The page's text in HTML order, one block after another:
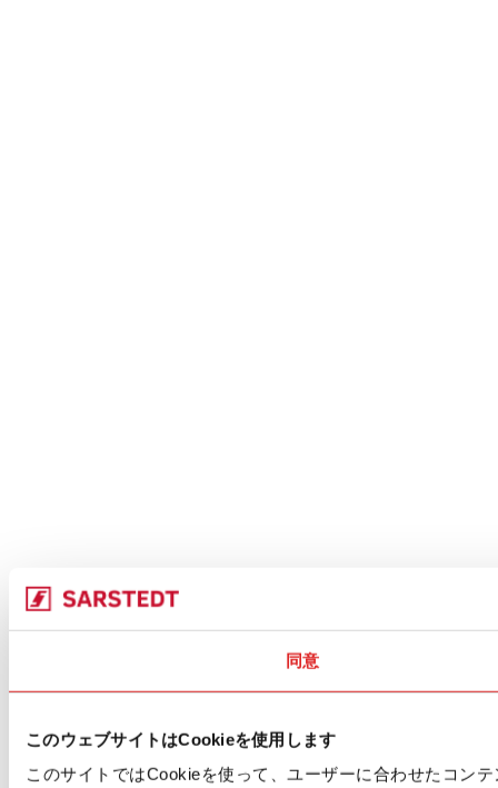
同意
このウェブサイトはCookieを使用します
このサイトではCookieを使って、ユーザーに合わせたコン